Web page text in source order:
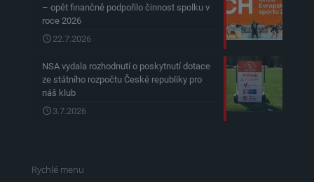
– opět finančně podpořilo činnost spolku v
roce 2026
22.7.2026
NSA vydala rozhodnutí o poskytnutí dotace
ze státního rozpočtu České republiky pro
náš klub
3.7.2026
Rychlé menu